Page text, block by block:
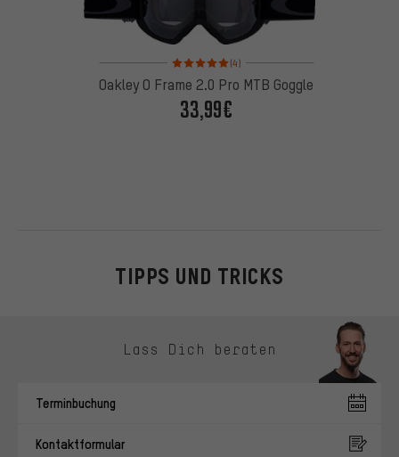
Bewertungen: 5 von 5 basierend auf 4
(4)
Oakley O Frame 2.0 Pro MTB Goggle
33,99€
TIPPS UND TRICKS
Lass Dich beraten
Terminbuchung
Kontaktformular